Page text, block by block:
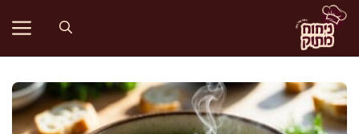
לדלג
לתוכן